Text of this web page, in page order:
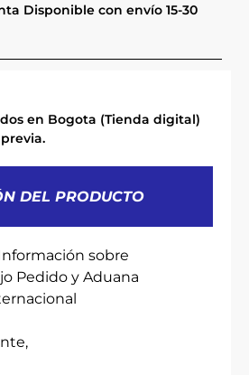
Disponible con envío 15-30
en Bogota (Tienda digital)
DEL PRODUCTO
sobre
Pedido y Aduana